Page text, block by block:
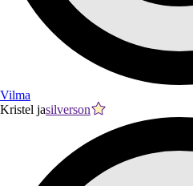
Vilma
Kristel jasilverson